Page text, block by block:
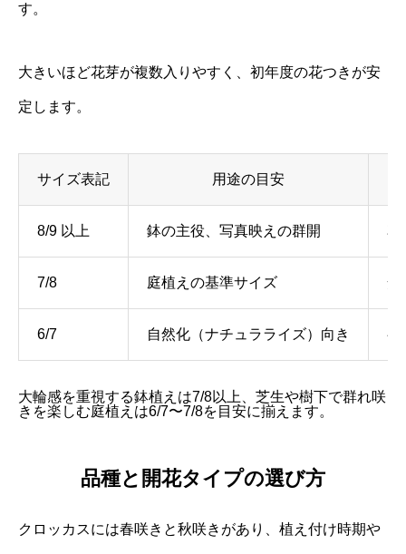
す。
大きいほど花芽が複数入りやすく、初年度の花つきが安
定します。
サイズ表記 用途の目安
8/9 以上 鉢の主役、写真映えの群開 花
7/8 庭植えの基準サイズ 安
6/7 自然化（ナチュラライズ）向き 初
大輪感を重視する鉢植えは7/8以上、芝生や樹下で群れ咲
きを楽しむ庭植えは6/7〜7/8を目安に揃えます。
品種と開花タイプの選び方
クロッカスには春咲きと秋咲きがあり、植え付け時期や